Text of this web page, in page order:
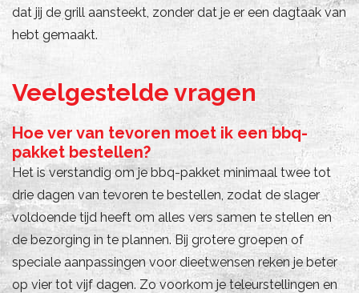
dat jij de grill aansteekt, zonder dat je er een dagtaak van
hebt gemaakt.
Veelgestelde vragen
Hoe ver van tevoren moet ik een bbq-
pakket bestellen?
Het is verstandig om je bbq-pakket minimaal twee tot
drie dagen van tevoren te bestellen, zodat de slager
voldoende tijd heeft om alles vers samen te stellen en
de bezorging in te plannen. Bij grotere groepen of
speciale aanpassingen voor dieetwensen reken je beter
op vier tot vijf dagen. Zo voorkom je teleurstellingen en